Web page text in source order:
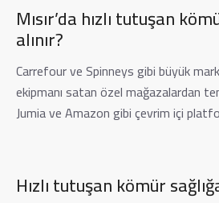
Mısır’da hızlı tutuşan
alınır?
Carrefour ve Spinneys gibi büyük
ekipmanı satan özel mağazalardan
Jumia ve Amazon gibi çevrim içi
Hızlı tutuşan kömür